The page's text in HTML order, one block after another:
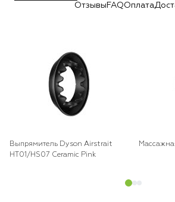
Отзывы FAQОплата
Выпрямитель Dyson Airstrait
HT01/HS07 Ceramic Pink